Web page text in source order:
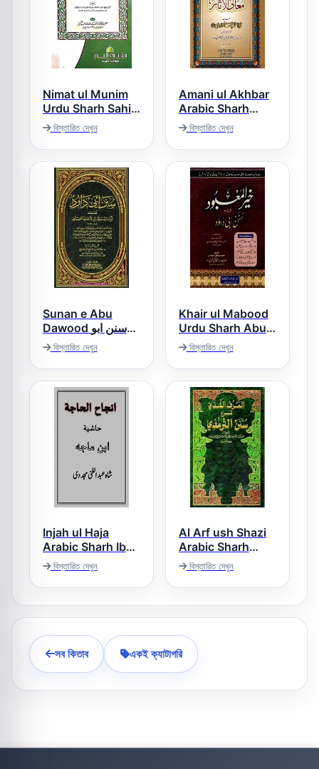
Nimat ul Munim
Urdu Sharh Sahih
Muslim نعمت
المنعم اردو شرح
صحیح مسلم
বিস্তারিত দেখুন
Amani ul Akhbar
Arabic Sharh
Ma’ani ul Asaar
امانی الاخبار فی
شرح معانی الآثار
বিস্তারিত দেখুন
Sunan e Abu
Dawood سنن ابو
داؤد
বিস্তারিত দেখুন
Khair ul Mabood
Urdu Sharh Abu
Dawood خیر
المعبود اردو شرح ابو
داؤد
বিস্তারিত দেখুন
Injah ul Haja
Arabic Sharh Ibn
e Maja انجاح الحاجۃ
عربی حاشیہ ابن
ماجہ
বিস্তারিত দেখুন
Al Arf ush Shazi
Arabic Sharh
Tirmezi العرف
الشذی عربی شرح
سنن الترمذی
বিস্তারিত দেখুন
সব কিতাব একই ক্যাটাগরি